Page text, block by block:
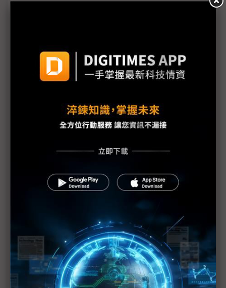
Google首款多模態AI亮相 DeepMind CEO：我們正
站在奇點山腳
Google I/O 2026全面AI化 揭示Gemini代理式企業
Google偕三星、高通推新一代AI眼鏡 搶攻次世代穿
Sundar Pichai點名AI預算為企業痛點 Gemini 3.5
Googlebook點燃AI NB新戰局 英特爾、高通、聯
評析：Google Intelligence跟進Apple Intelligence
宣告 AI時代勝負決戰硬體層面
評析：Google「養龍蝦」塞進原生Android 中國市
場幾無Gemini Intelligence發揮空間